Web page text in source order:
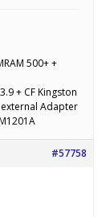
500+ +
+ CF Kingston
external Adapter
#57758